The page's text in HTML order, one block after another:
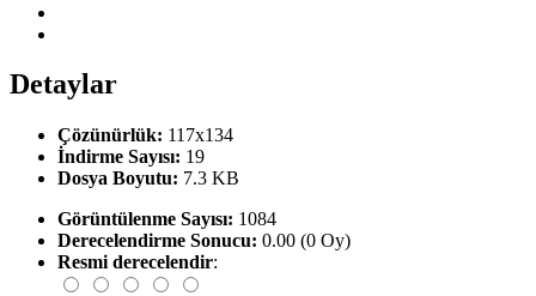
Detaylar
Çözünürlük: 117x134
İndirme Sayısı: 19
Dosya Boyutu: 7.3 KB
Görüntülenme Sayısı: 1084
Derecelendirme Sonucu: 0.00 (0 Oy)
Resmi derecelendir: